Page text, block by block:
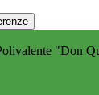
"Don